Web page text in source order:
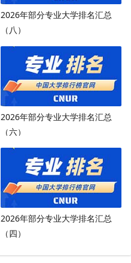
2026年部分专业大学排名汇总
（八）
2026年部分专业大学排名汇总
（六）
2026年部分专业大学排名汇总
（四）